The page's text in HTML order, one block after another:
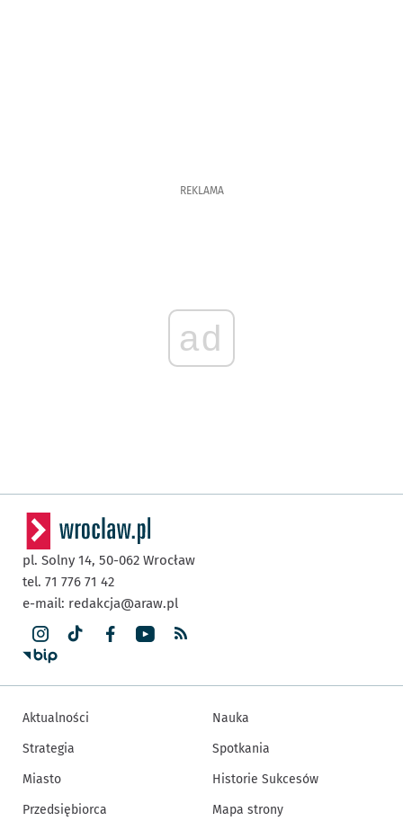
REKLAMA
ad
pl. Solny 14, 50-062 Wrocław
tel. 71 776 71 42
e-mail: redakcja@araw.pl
Aktualności
Strategia
Miasto
Przedsiębiorca
Nauka
Spotkania
Historie Sukcesów
Mapa strony